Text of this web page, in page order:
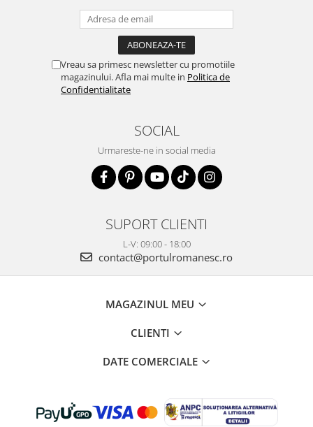
Vreau sa primesc newsletter cu promotiile
magazinului. Afla mai multe in Politica de
Confidentialitate
SOCIAL
Urmareste-ne in social media
SUPORT CLIENTI
L-V: 09:00 - 18:00
contact@portulromanesc.ro
MAGAZINUL MEU
CLIENTI
DATE COMERCIALE